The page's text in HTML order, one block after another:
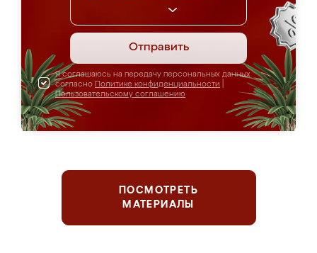
Отправить
Я соглашаюсь на передачу персональных данных
согласно Политике конфиденциальности
Пользовательскому соглашению
ПОСМОТРЕТЬ
МАТЕРИАЛЫ